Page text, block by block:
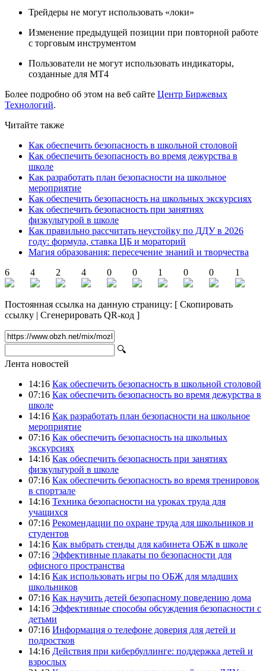
Трейдеры не могут использовать «локи»
Изменение предыдущей позиции при повторной работе
с торговым инструментом
Пользователи не могут использовать индикаторы,
созданные для МТ4
Более подробно об этом на веб сайте Центр Биржевых
Технологий.
Читайте также
Как обеспечить безопасность в школьной столовой
Как обеспечить безопасность во время дежурства в
школе
Как разработать план безопасности на школьное
мероприятие
Как обеспечить безопасность на школьных экскурсиях
Как обеспечить безопасность при занятиях
физкультурой в школе
Как правильно рассчитать неустойку по ДДУ в 2026
году: формула, ставка ЦБ и мораторий
Магия образования: пересечение знаний и творчества
6
4 2 4 0 0 1 0 0 1
Постоянная ссылка на данную страницу: [ Скопировать
ссылку | Сгенерировать QR-код ]
🔍
Лента новостей
14:16 Как обеспечить безопасность в школьной столовой
07:16 Как обеспечить безопасность во время дежурства в
школе
14:16 Как разработать план безопасности на школьное
мероприятие
07:16 Как обеспечить безопасность на школьных
экскурсиях
14:16 Как обеспечить безопасность при занятиях
физкультурой в школе
07:16 Как обеспечить безопасность во время тренировок
в спортзале
14:16 Техника безопасности на уроках труда для
учащихся
07:16 Рекомендации по охране труда для школьников и
студентов
14:16 Как выбрать стенды для кабинета ОБЖ в школе
07:16 Эффективные плакаты по безопасности для
офисного пространства
14:16 Как использовать игры по ОБЖ для младших
школьников
07:16 Как научить детей безопасному поведению дома
14:16 Эффективные способы обсуждения безопасности с
детьми
07:16 Информация о телефоне доверия для детей и
подростков
14:16 Действия при кибербуллинге: поддержка детей и
взрослых